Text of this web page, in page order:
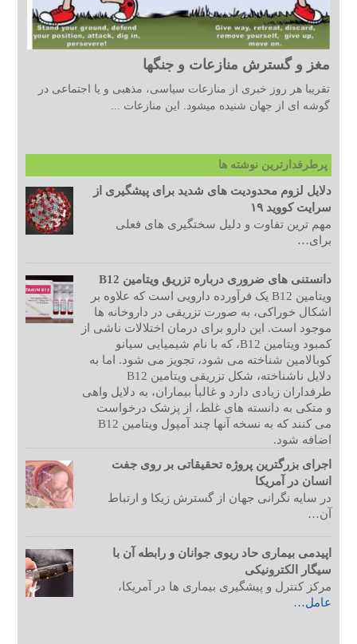
مغز و گسترش منازعات و جنگها
تقریبا هر روز خبری از منازعات سیاسی، مذهبی و یا اجتماعی در
گوشه ای از جهان شنیده میشود. این منازعات ...
پرطرفدارترین نوشته ها
دلایل لزوم محدودیت های شدید برای پیشگیری از
سرایت کووید ۱۹
مهم ترین تفاوت و دلیل سختگیری های فعلی
برای…
دانستنی های ضروری درباره تزریق ویتامین B12
ویتامین B12 یک فرآورده دارویی است که علاوه بر
اشکال خوراکی، به صورت تزریقی در داروخانه ها
موجود است. این دارو برای درمان اختلالات ناشی از
کمبود ویتامین B12، که با نام شیمیایی سیانو
کوبالامین شناخته می شود، تجویز می شود. اما به
دلایل ناشناخته، شکل تزریقی ویتامین B12
طرفداران زیادی دارد و غالبأ بیماران، به دلایل واهی
و متکی به دانسته های غلط، از پزشک درخواست
می کنند که به نسخه آنها چند آمپول ویتامین B12
اضافه شود.
اجرای بزرگترین پروژه تحقیقاتی بر روی جفت
انسان در آمریکا
در سایه نگرانی جهان از گسترش زیکا و ارتباط
آن…
اپیدمی بیماری حاد ریوی جوانان و رابطه آن با
سیگار الکترونیکی
مرکز کنترل و پیشگیری بیماری ها در آمریکا،
عامل…